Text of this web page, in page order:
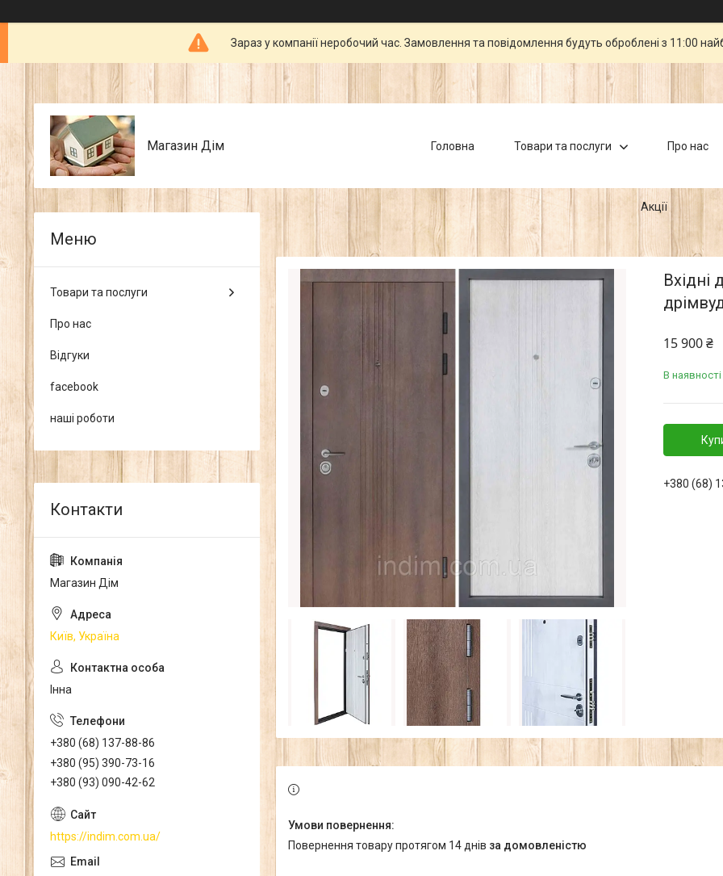
Зараз у компанії неробочий час. Замовлення та повідомлення будуть оброблені з 11:00
Магазин Дім Головна Товари та послуги Про нас
Акції
Вхідні
15 900 ₴
В наявності
+380 (68)
повернення товару протягом 14 днів за домовленістю
Товари та послуги
Про нас
Відгуки
facebook
наші роботи
Магазин Дім
Київ, Україна
Інна
+380 (68) 137-88-86
+380 (95) 390-73-16
+380 (93) 090-42-62
https://indim.com.ua/